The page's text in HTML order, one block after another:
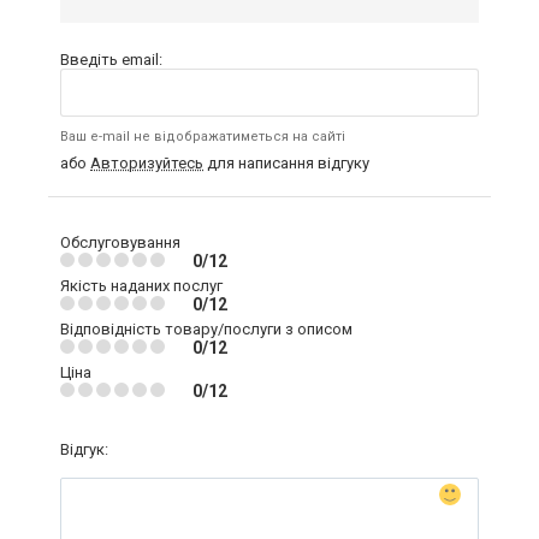
Введіть email:
Ваш e-mail не відображатиметься на сайті
або Авторизуйтесь для написання відгуку
Обслуговування
0/12
Якість наданих послуг
0/12
Відповідність товару/послуги з описом
0/12
Ціна
0/12
Відгук: